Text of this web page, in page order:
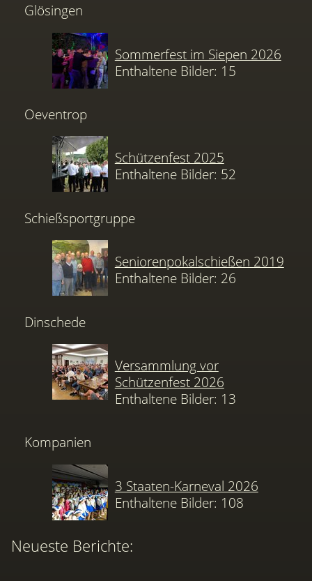
Glösingen
Sommerfest im Siepen 2026
Enthaltene Bilder: 15
Oeventrop
Schützenfest 2025
Enthaltene Bilder: 52
Schießsportgruppe
Seniorenpokalschießen 2019
Enthaltene Bilder: 26
Dinschede
Versammlung vor
Schützenfest 2026
Enthaltene Bilder: 13
Kompanien
3 Staaten-Karneval 2026
Enthaltene Bilder: 108
Neueste Berichte: